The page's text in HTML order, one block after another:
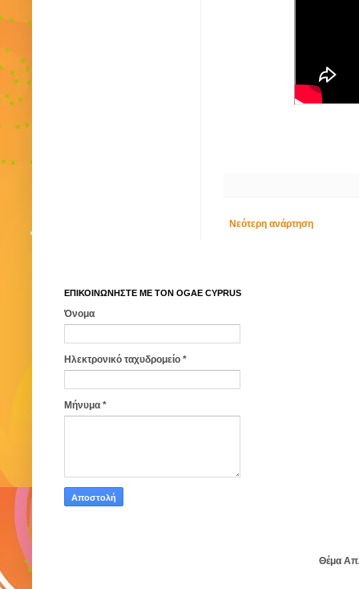
Νεότερη ανάρτηση
ΕΠΙΚΟΙΝΩΝΗΣΤΕ ΜΕ ΤΟΝ ΟGAE CYPRUS
Όνομα
Ηλεκτρονικό ταχυδρομείο *
Μήνυμα *
Θέμα